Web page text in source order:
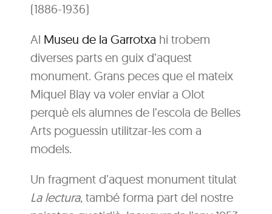
(1886-1936)
Al Museu de la Garrotxa hi trobem
diverses parts en guix d’aquest
monument. Grans peces que el mateix
Miquel Blay va voler enviar a Olot
perquè els alumnes de l’escola de Belles
Arts poguessin utilitzar-les com a
models.
Un fragment d’aquest monument titulat
La lectura, també forma part del nostre